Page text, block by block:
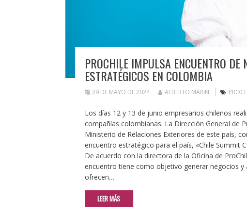
PROCHILE IMPULSA ENCUENTRO DE
ESTRATÉGICOS EN COLOMBIA
29 DE MAYO DE 2024 ALBERTO MARIN
Los días 12 y 13 de junio empresarios chilenos
compañías colombianas. La Dirección General de
Ministerio de Relaciones Exteriores de este país,
encuentro estratégico para el país, «Chile Summit
De acuerdo con la directora de la Oficina de
encuentro tiene como objetivo generar negocios y
ofrecen…
LEER MÁS